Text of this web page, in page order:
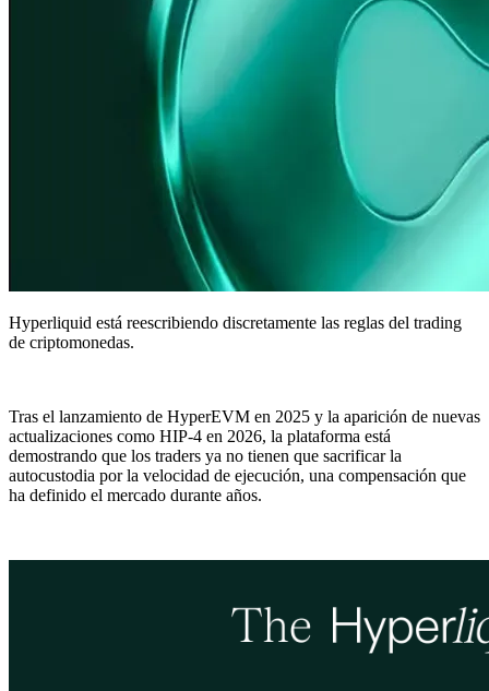
Hyperliquid está reescribiendo discretamente las reglas del trading
de criptomonedas.
Tras el lanzamiento de HyperEVM en 2025 y la aparición de nuevas
actualizaciones como HIP-4 en 2026, la plataforma está
demostrando que los traders ya no tienen que sacrificar la
autocustodia por la velocidad de ejecución, una compensación que
ha definido el mercado durante años.